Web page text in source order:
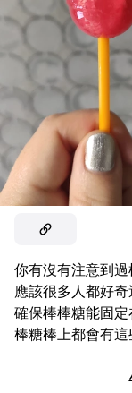
你有沒有注意到過
應該很多人都好
確保棒棒糖能固
棒糖棒上都會有這